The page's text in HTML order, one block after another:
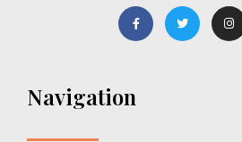
Navigation